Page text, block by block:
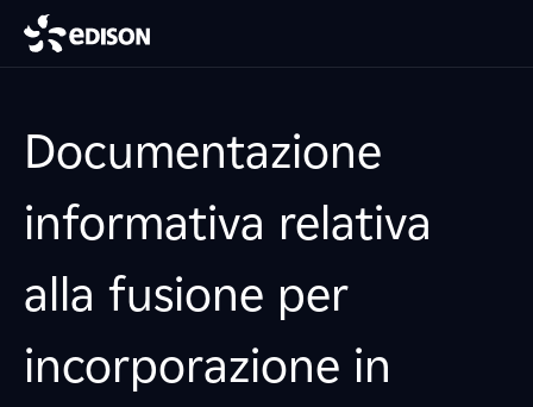
Documentazione
informativa relativa
alla fusione per
incorporazione in